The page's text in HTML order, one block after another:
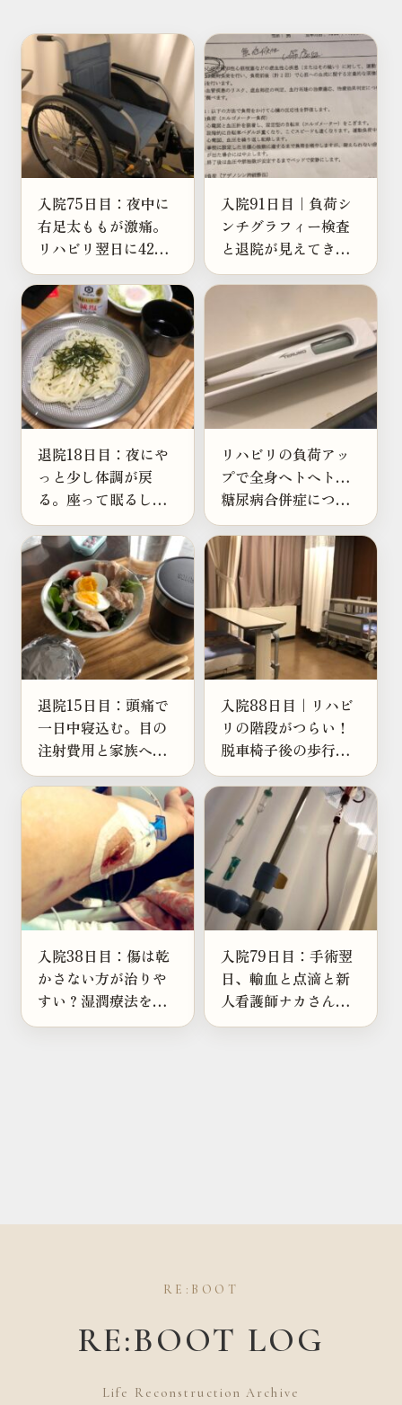
入院75日目：夜中に
右足太ももが激痛。
リハビリ翌日に42歳
おじさん撃沈
入院91日目｜負荷シ
ンチグラフィー検査
と退院が見えてきた
日
退院18日目：夜にや
っと少し体調が戻
る。座って眠るしか
なかった日
リハビリの負荷アッ
プで全身ヘトヘト…
糖尿病合併症につい
ても学ぶ
退院15日目：頭痛で
一日中寝込む。目の
注射費用と家族への
不安
入院88日目｜リハビ
リの階段がつらい！
脱車椅子後の歩行練
習
入院38日目：傷は乾
かさない方が治りや
すい？湿潤療法を知
った日。
入院79日目：手術翌
日、輸血と点滴と新
人看護師ナカさんと
の1日
RE:BOOT
RE:BOOT LOG
Life Reconstruction Archive